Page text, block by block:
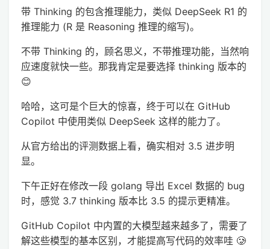
带 Thinking 的包含推理能力，类似 DeepSeek R1 的
推理能力 (R 是 Reasoning 推理的缩写)。
不带 Thinking 的，顾名思义，不带推理功能，当然响
应速度就快一些。那我肯定是要选择 thinking 版本的
😊
哈哈，这可是个巨大的惊喜，终于可以在 GitHub
Copilot 中使用类似 DeepSeek 这样的能力了。
从官方给出的评测数据上看，确实相对 3.5 进步明
显。
下午正好在修改一段 golang 导出 Excel 数据的 bug
时，感觉 3.7 thinking 版本比 3.5 的提示更精准。
GitHub Copilot 中内置的大模型越来越多了，需要了
解这些模型的基本区别，才能提高写代码的效率哇 🥲